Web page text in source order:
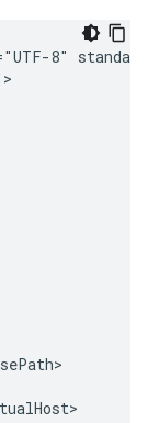
8"